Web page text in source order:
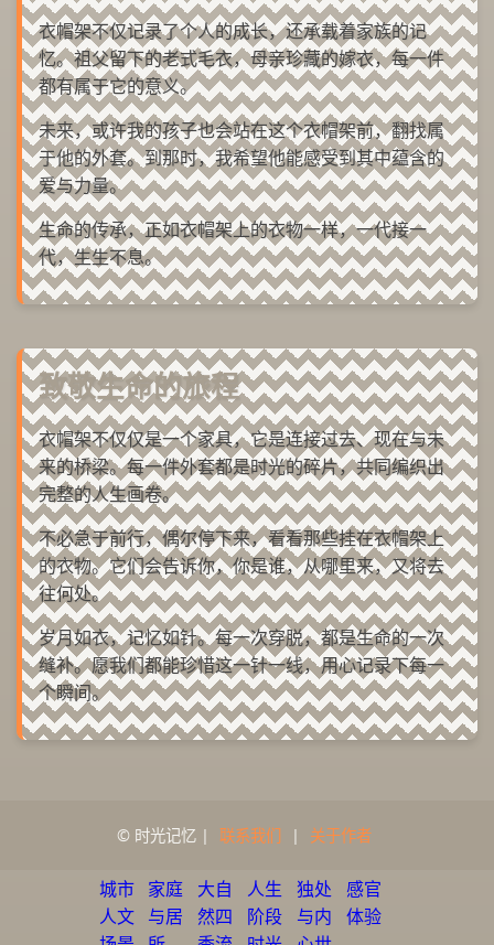
城市
人文
家庭
与居
大自
然四
人生
阶段
独处
与内
感官
体验
衣帽架不仅记录了个人的成长，还承载着家族的记
忆。祖父留下的老式毛衣，母亲珍藏的嫁衣，每一件
都有属于它的意义。
未来，或许我的孩子也会站在这个衣帽架前，翻找属
于他的外套。到那时，我希望他能感受到其中蕴含的
爱与力量。
生命的传承，正如衣帽架上的衣物一样，一代接一
代，生生不息。
致敬生命的旅程
衣帽架不仅仅是一个家具，它是连接过去、现在与未
来的桥梁。每一件外套都是时光的碎片，共同编织出
完整的人生画卷。
不必急于前行，偶尔停下来，看看那些挂在衣帽架上
的衣物。它们会告诉你，你是谁，从哪里来，又将去
往何处。
岁月如衣，记忆如针。每一次穿脱，都是生命的一次
缝补。愿我们都能珍惜这一针一线，用心记录下每一
个瞬间。
© 时光记忆 | 联系我们 | 关于作者